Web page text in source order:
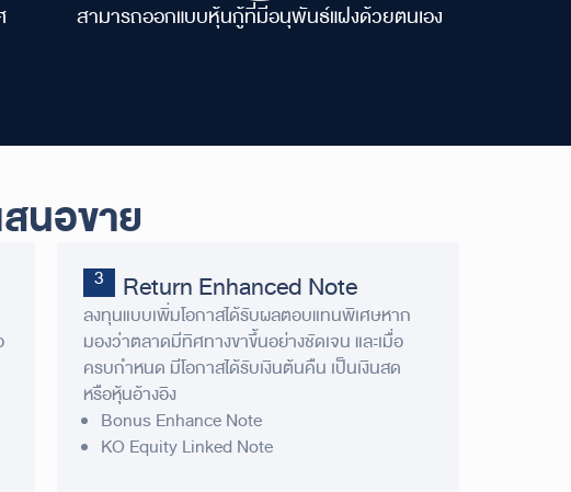
สามารถออกแบบหุ้นกู้ที่มีอนุพันธ์แฝงด้วยตนเอง
นอขาย
Return Enhanced Note
ลงทุนแบบเพิ่มโอกาสได้รับผลตอบแทนพิเศษหาก
มองว่าตลาดมีทิศทางขาขึ้นอย่างชัดเจน และเมื่อ
ครบกำหนด มีโอกาสได้รับเงินต้นคืน เป็นเงินสด
หรือหุ้นอ้างอิง
Bonus Enhance Note
KO Equity Linked Note